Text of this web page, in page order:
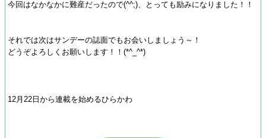
今回はなかなかに難産だったので(^^;)、とっても励みになりました！！
それでは次はサンデーの誌面でもお会いしましょう～！
どうぞよろしくお願いします！！(*^_^*)
12月22日から連載を始めるひらかわ